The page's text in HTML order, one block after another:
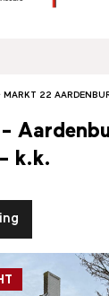
MARKT 22
k.k.